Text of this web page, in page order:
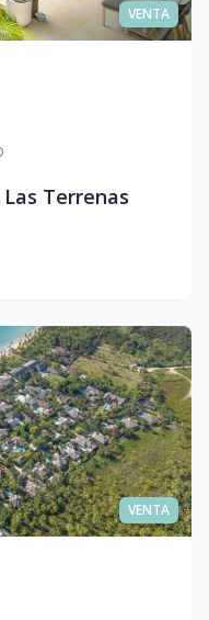
VENTA
Terrenas
VENTA